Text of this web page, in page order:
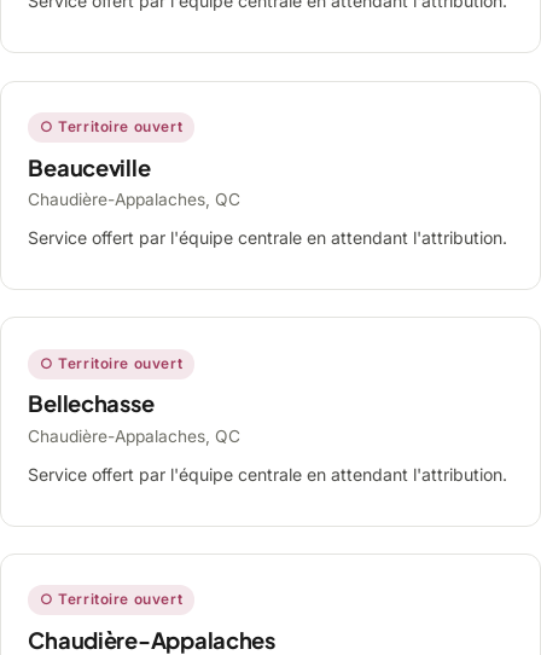
○ Territoire ouvert
Beauceville
Chaudière-Appalaches, QC
Service offert par l'équipe centrale en attendant l'attribution.
○ Territoire ouvert
Bellechasse
Chaudière-Appalaches, QC
Service offert par l'équipe centrale en attendant l'attribution.
○ Territoire ouvert
Chaudière-Appalaches